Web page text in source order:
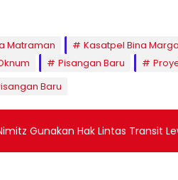
Matraman
Kasatpel Bina
Pisangan Baru
Baru
Gunakan Hak Lintas Transit